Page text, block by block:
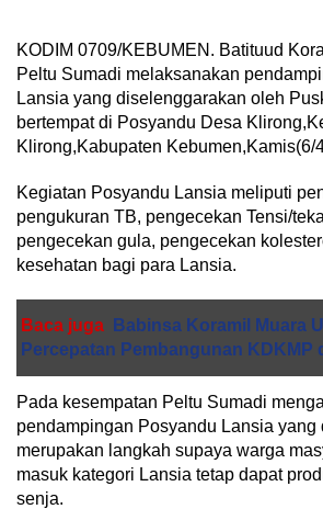
KODIM 0709/KEBUMEN. Batituud
Peltu Sumadi melaksanakan
Lansia yang diselenggarakan oleh
bertempat di Posyandu Desa
Klirong,Kabupaten Kebumen,Kamis(6/
Kegiatan Posyandu Lansia meliputi
pengukuran TB, pengecekan Tensi/
pengecekan gula, pengecekan
kesehatan bagi para Lansia.
Baca juga
Babinsa Koramil Muara
Percepatan Pembangunan KDKMP
Pada kesempatan Peltu Sumadi
pendampingan Posyandu Lansia yang
merupakan langkah supaya warga
masuk kategori Lansia tetap dapat
senja.